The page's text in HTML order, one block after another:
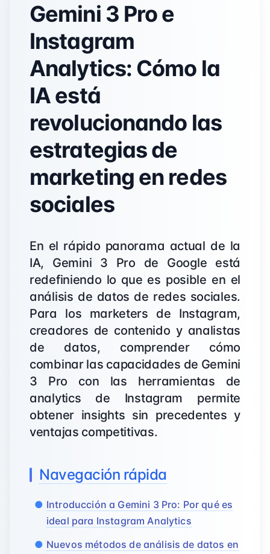
Gemini 3 Pro e
Instagram
Analytics: Cómo la
IA está
revolucionando las
estrategias de
marketing en redes
sociales
En el rápido panorama actual de la
IA, Gemini 3 Pro de Google está
redefiniendo lo que es posible en el
análisis de datos de redes sociales.
Para los marketers de Instagram,
creadores de contenido y analistas
de datos, comprender cómo
combinar las capacidades de Gemini
3 Pro con las herramientas de
analytics de Instagram permite
obtener insights sin precedentes y
ventajas competitivas.
Navegación rápida
Introducción a Gemini 3 Pro: Por qué es
ideal para Instagram Analytics
Nuevos métodos de análisis de datos en